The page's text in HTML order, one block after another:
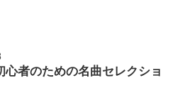
者のための名曲セレクショ